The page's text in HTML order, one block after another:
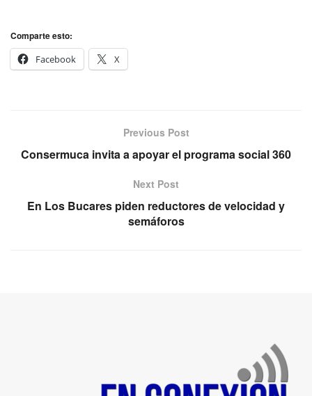
Comparte esto:
Facebook
X
Previous Post
Consermuca invita a apoyar el programa social 360
Next Post
En Los Bucares piden reductores de velocidad y
semáforos